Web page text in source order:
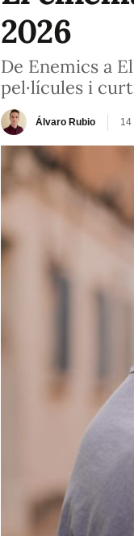
2026
De Enemics a
pel·lícules i
Álvaro Rubio 14